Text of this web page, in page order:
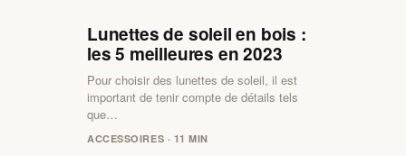
Lunettes de soleil en bois :
les 5 meilleures en 2023
Pour choisir des lunettes de soleil, il est
important de tenir compte de détails tels
que…
ACCESSOIRES · 11 MIN